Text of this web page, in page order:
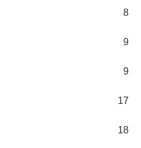
8
9
9
17
18